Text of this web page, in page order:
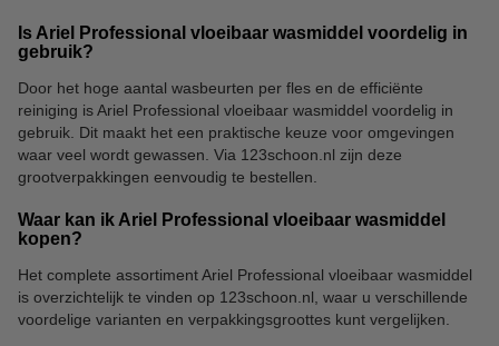
Is Ariel Professional vloeibaar wasmiddel voordelig in
gebruik?
Door het hoge aantal wasbeurten per fles en de efficiënte
reiniging is Ariel Professional vloeibaar wasmiddel voordelig in
gebruik. Dit maakt het een praktische keuze voor omgevingen
waar veel wordt gewassen. Via 123schoon.nl zijn deze
grootverpakkingen eenvoudig te bestellen.
Waar kan ik Ariel Professional vloeibaar wasmiddel
kopen?
Het complete assortiment Ariel Professional vloeibaar wasmiddel
is overzichtelijk te vinden op 123schoon.nl, waar u verschillende
voordelige varianten en verpakkingsgroottes kunt vergelijken.